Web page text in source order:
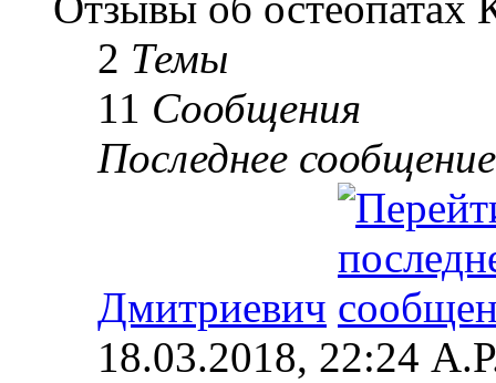
2 Темы
11 Сообщения
Последнее сообщение
Дмитриевич
18.03.2018, 22:24